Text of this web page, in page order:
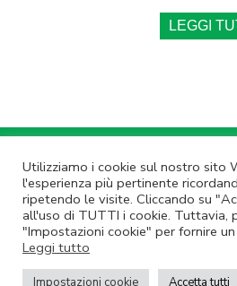
Utilizziamo i cookie sul nostro sito
l'esperienza più pertinente
ripetendo le visite. Cliccando su
all'uso di TUTTI i cookie. Tuttavia,
"Impostazioni cookie" per fornire
Leggi tutto
Impostazioni cookie Accetta tutti
LEGGI
Annulla Iscrizione |
Non rispondere a questa email.
© Lazio Innova SpA – Via dell’Amba
06.60.51.60 – P.IVA